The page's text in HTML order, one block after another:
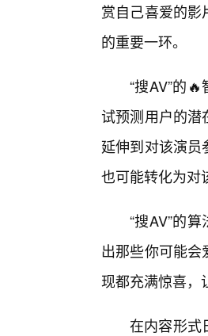
赏自己喜爱的
的重要一环。
“搜AV”的
试预测用户的潜
延伸到对该演员
也可能转化为对
“搜AV”的
出那些你可能会
现都充满惊喜，
在内容形式